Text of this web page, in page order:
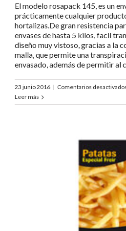
El modelo rosapack 145, es un
prácticamente cualquier
hortalizas.De gran resistencia
envases de hasta 5 kilos, facil
diseño muy vistoso, gracias a la
malla, que permite una
envasado, además de permitir al
23 junio 2016 | Comentarios
Leer más